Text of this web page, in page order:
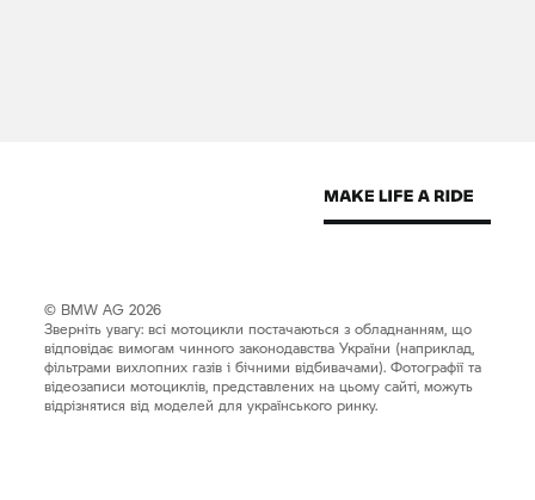
© BMW AG 2026
Зверніть увагу: всі мотоцикли постачаються з обладнанням, що
відповідає вимогам чинного законодавства України (наприклад,
фільтрами вихлопних газів і бічними відбивачами). Фотографії та
відеозаписи мотоциклів, представлених на цьому сайті, можуть
відрізнятися від моделей для українського ринку.